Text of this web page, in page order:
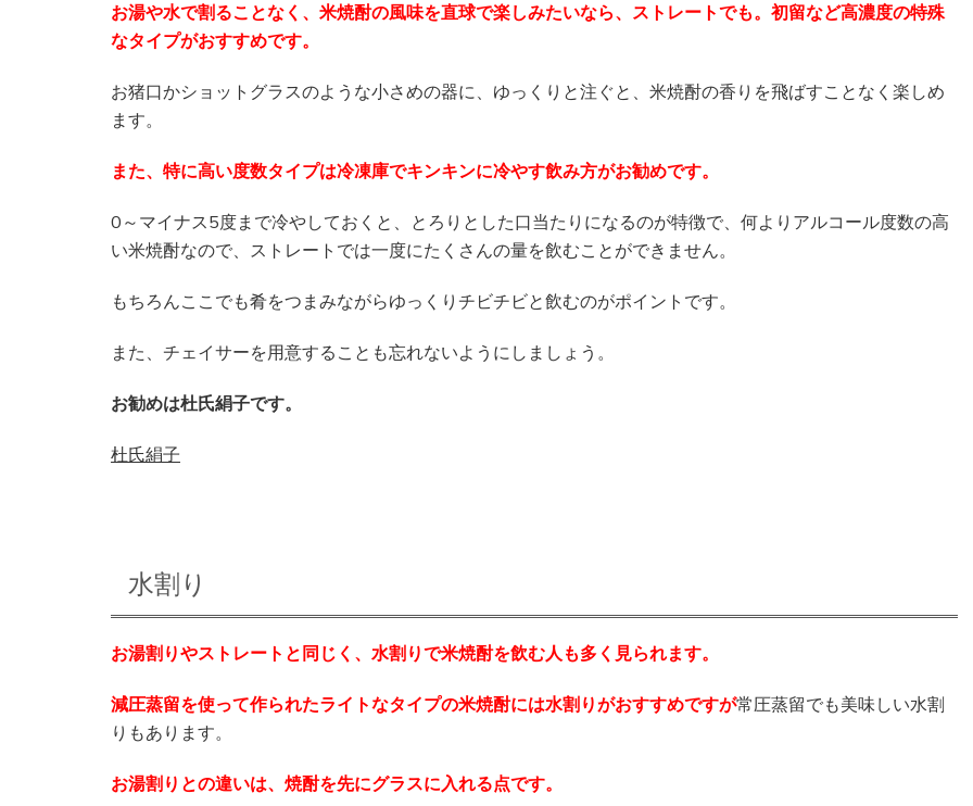
お湯や水で割ることなく、米焼酎の風味を直球で楽しみたいなら、ストレートでも。初留など高濃度の特殊
なタイプがおすすめです。
お猪口かショットグラスのような小さめの器に、ゆっくりと注ぐと、米焼酎の香りを飛ばすことなく楽しめ
ます。
また、特に高い度数タイプは冷凍庫でキンキンに冷やす飲み方がお勧めです。
0～マイナス5度まで冷やしておくと、とろりとした口当たりになるのが特徴で、何よりアルコール度数の高
い米焼酎なので、ストレートでは一度にたくさんの量を飲むことができません。
もちろんここでも肴をつまみながらゆっくりチビチビと飲むのがポイントです。
また、チェイサーを用意することも忘れないようにしましょう。
お勧めは杜氏絹子です。
杜氏絹子
水割り
お湯割りやストレートと同じく、水割りで米焼酎を飲む人も多く見られます。
減圧蒸留を使って作られたライトなタイプの米焼酎には水割りがおすすめですが常圧蒸留でも美味しい水割
りもあります。
お湯割りとの違いは、焼酎を先にグラスに入れる点です。